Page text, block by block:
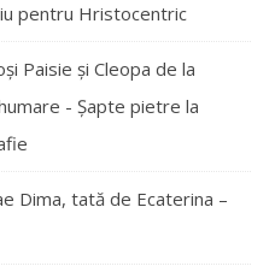
pentru Hristocentric
Paisie și Cleopa de la
- Şapte pietre la
Dima, tată de Ecaterina –